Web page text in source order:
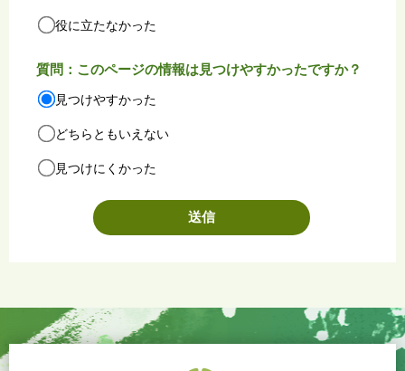
役に立たなかった
質問：このページの情報は見つけやすかったですか？
見つけやすかった
どちらともいえない
見つけにくかった